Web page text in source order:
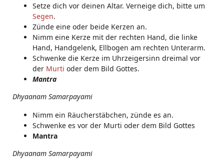
Setze dich vor deinen Altar. Verneige dich, bitte um
Segen.
Zünde eine oder beide Kerzen an.
Nimm eine Kerze mit der rechten Hand, die linke
Hand, Handgelenk, Ellbogen am rechten Unterarm.
Schwenke die Kerze im Uhrzeigersinn dreimal vor
der Murti oder dem Bild Gottes.
Mantra
Dhyaanam Samarpayami
Nimm ein Räucherstäbchen, zünde es an.
Schwenke es vor der Murti oder dem Bild Gottes
Mantra
Dhyaanam Samarpayami